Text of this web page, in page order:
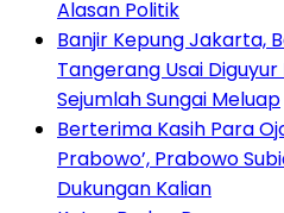
Alasan Politik
Banjir Kepung Jakarta,
Tangerang Usai
Sejumlah Sungai Meluap
Berterima Kasih Para
Prabowo’, Prabowo
Dukungan Kalian